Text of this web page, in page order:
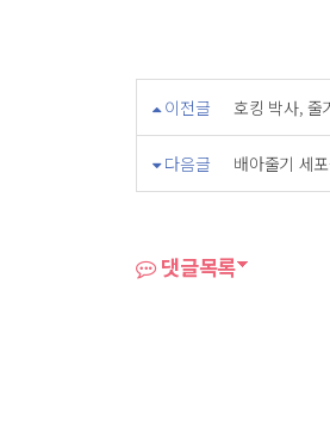
이전글 호킹 박사, 줄
다음글 배아줄기 세
댓글목록